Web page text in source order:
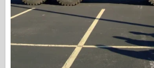
Camiones y tanques
Waffen-Arsenal
Wydawnictwo Militaria
Maquetas